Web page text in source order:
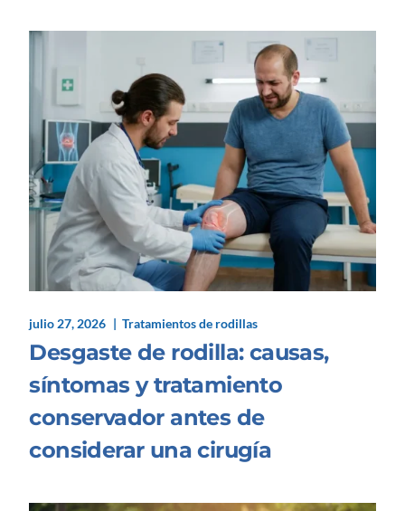
julio 27, 2026 Tratamientos de rodillas
Desgaste de rodilla: causas,
síntomas y tratamiento
conservador antes de
considerar una cirugía